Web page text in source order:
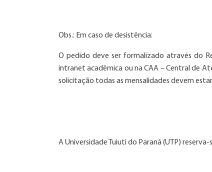
Obs.: Em caso de desistência:
O pedido deve ser formalizado através do
intranet acadêmica ou na CAA – Central de
solicitação todas as mensalidades devem
A Universidade Tuiuti do Paraná (UTP)